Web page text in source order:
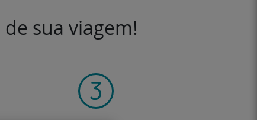
sua viagem!